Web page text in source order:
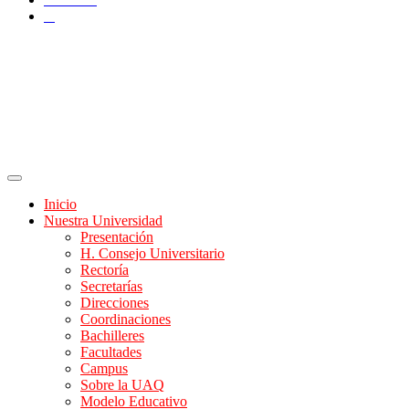
Inicio
Nuestra Universidad
Presentación
H. Consejo Universitario
Rectoría
Secretarías
Direcciones
Coordinaciones
Bachilleres
Facultades
Campus
Sobre la UAQ
Modelo Educativo